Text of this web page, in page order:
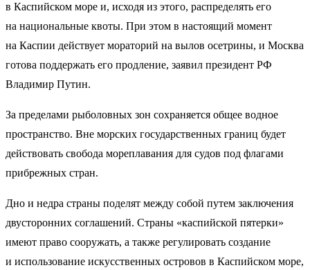
в Каспийском море и, исходя из этого, распределять его
на национальные квоты. При этом в настоящий момент
на Каспии действует мораторий на вылов осетрины, и Москва
готова поддержать его продление, заявил президент РФ
Владимир Путин.
За пределами рыболовных зон сохраняется общее водное
пространство. Вне морских государственных границ будет
действовать свобода мореплавания для судов под флагами
прибрежных стран.
Дно и недра страны поделят между собой путем заключения
двусторонних соглашений. Страны «каспийской пятерки»
имеют право сооружать, а также регулировать создание
и использование искусственных островов в Каспийском море,